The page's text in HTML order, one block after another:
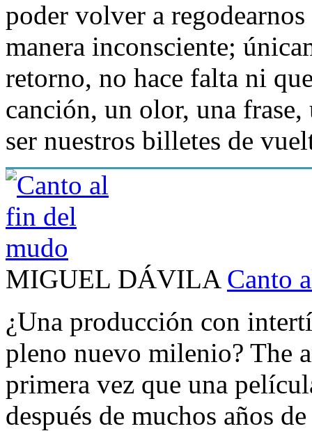
poder volver a
manera inconsciente;
retorno, no hace falta ni
canción, un olor, una
ser nuestros billetes de
MIGUEL DÁVILA Canto
¿Una producción con
pleno nuevo milenio? The
primera vez que una
después de muchos años